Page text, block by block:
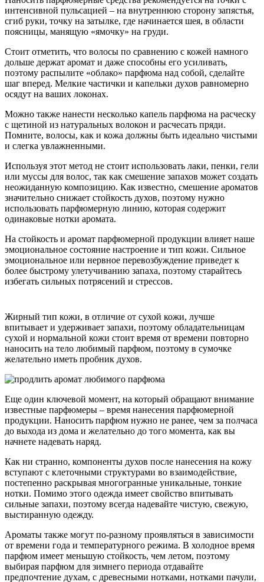
интенсивной пульсацией – на внутреннюю сторону запястья,
сгиб руки, точку на затылке, где начинается шея, в области
поясницы, манящую «ямочку» на груди.
Стоит отметить, что волосы по сравнению с кожей намного
дольше держат аромат и даже способны его усиливать,
поэтому распылите «облако» парфюма над собой, сделайте
шаг вперед. Мелкие частички и капельки духов равномерно
осядут на ваших локонах.
Можно также нанести несколько капель парфюма на расческу
с щетиной из натуральных волокон и расчесать пряди.
Помните, волосы, как и кожа должны быть идеально чистыми
и слегка увлажненными.
Используя этот метод не стоит использовать лаки, пенки, гели
или муссы для волос, так как смешение запахов может создать
неожиданную композицию. Как известно, смешение ароматов
значительно снижает стойкость духов, поэтому нужно
использовать парфюмерную линию, которая содержит
одинаковые нотки аромата.
На стойкость и аромат парфюмерной продукции влияет наше
эмоциональное состояние настроение и тип кожи. Сильное
эмоциональное или нервное перевозбуждение приведет к
более быстрому улетучиванию запаха, поэтому старайтесь
избегать сильных потрясений и стрессов.
Жирный тип кожи, в отличие от сухой кожи, лучше
впитывает и удерживает запахи, поэтому обладательницам
сухой и нормальной кожи стоит время от времени повторно
наносить на тело любимый парфюм, поэтому в сумочке
желательно иметь пробник духов.
Еще один ключевой момент, на который обращают внимание
известные парфюмеры – время нанесения парфюмерной
продукции. Наносить парфюм нужно не ранее, чем за полчаса
до выхода из дома и желательно до того момента, как вы
начнете надевать наряд.
Как ни странно, компоненты духов после нанесения на кожу
вступают с клеточными структурами во взаимодействие,
постепенно раскрывая многогранные уникальные, тонкие
нотки. Помимо этого одежда имеет свойство впитывать
сильные запахи, поэтому всегда надевайте чистую, свежую,
выстиранную одежду.
Ароматы также могут по-разному проявляться в зависимости
от времени года и температурного режима. В холодное время
парфюм имеет меньшую стойкость, чем летом, поэтому
выбирая парфюм для зимнего периода отдавайте
предпочтение духам, с древесными нотками, нотками пачули,